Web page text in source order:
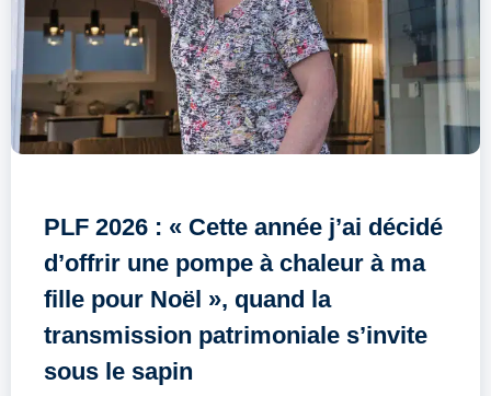
PLF 2026 : « Cette année j’ai décidé
d’offrir une pompe à chaleur à ma
fille pour Noël », quand la
transmission patrimoniale s’invite
sous le sapin